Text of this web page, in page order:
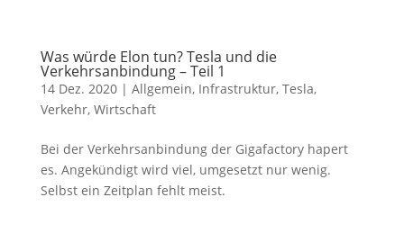
Was würde Elon tun? Tesla und die
Verkehrsanbindung – Teil 1
14 Dez. 2020| Allgemein, Infrastruktur, Tesla,
Verkehr, Wirtschaft
Bei der Verkehrsanbindung der Gigafactory hapert
es. Angekündigt wird viel, umgesetzt nur wenig.
Selbst ein Zeitplan fehlt meist.